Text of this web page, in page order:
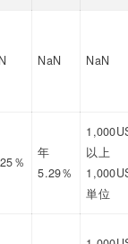
NaN NaN
％
年
5.29％
以上
単位